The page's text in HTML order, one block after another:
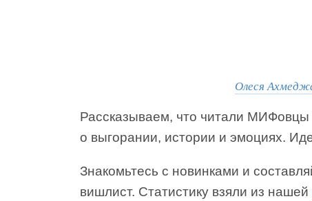
Олеся
Рассказываем, что читали МИФовцы
о выгорании, истории и эмоциях.
Знакомьтесь с новинками и
вишлист. Статистику взяли из нашей